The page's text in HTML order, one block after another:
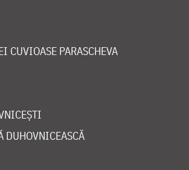
CUVIOASE PARASCHEVA
DUHOVNICEASCĂ